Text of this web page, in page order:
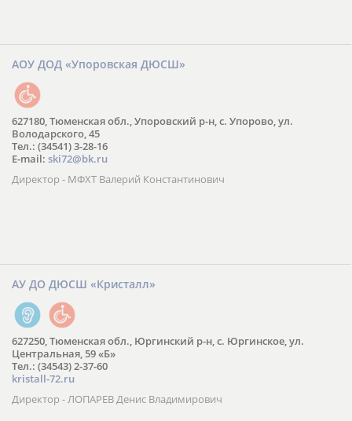
АОУ ДОД «Упоровская ДЮСШ»
627180, Тюменская обл., Упоровский р-н, с. Упорово, ул.
Володарского, 45
Тел.: (34541) 3-28-16
E-mail: ski72@bk.ru
Директор - МФХТ Валерий Константинович
АУ ДО ДЮСШ «Кристалл»
627250, Тюменская обл., Юргинский р-н, с. Юргинское, ул.
Центральная, 59 «Б»
Тел.: (34543) 2-37-60
kristall-72.ru
Директор - ЛОПАРЕВ Денис Владимирович